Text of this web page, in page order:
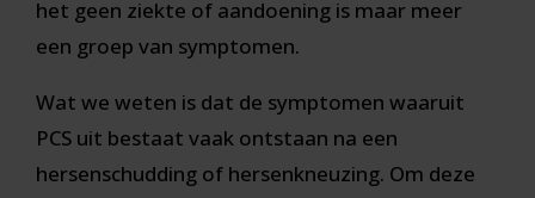
het geen ziekte of aandoening is maar meer
een groep van symptomen.
Wat we weten is dat de symptomen waaruit
PCS uit bestaat vaak ontstaan na een
hersenschudding of hersenkneuzing. Om deze